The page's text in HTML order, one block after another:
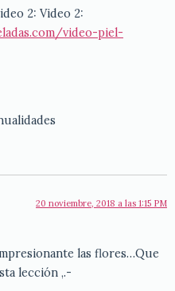
2: Video 2:
video-piel-
20 noviembre, 2018 a las 1:15 PM
las flores…Que
lección ,.-